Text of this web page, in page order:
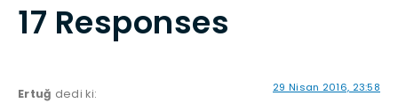
17 Responses
Ertuğ dedi ki: 29 Nisan 2016, 23:58